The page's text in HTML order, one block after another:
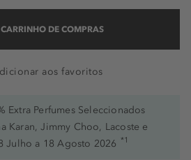
DE COMPRAS
aos favoritos
Extra Perfumes Seleccionados
Karan, Jimmy Choo, Lacoste e
Julho a 18 Agosto 2026 *1